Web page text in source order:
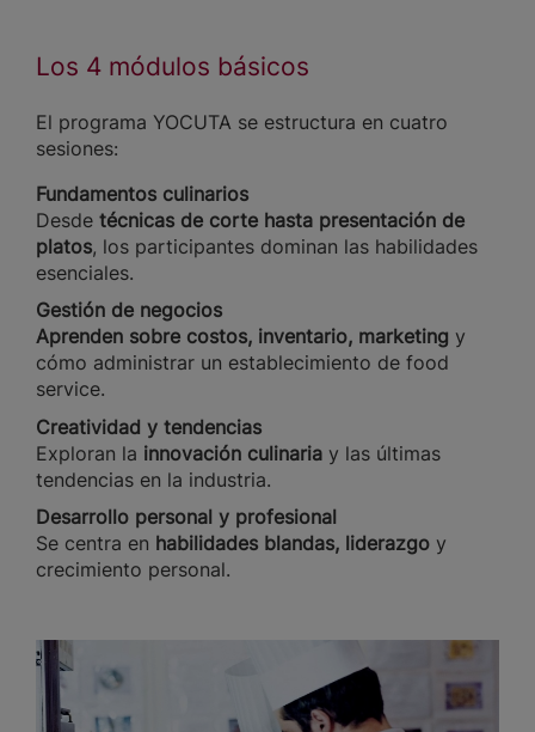
Los 4 módulos básicos
El programa YOCUTA se estructura en cuatro
sesiones:
Fundamentos culinarios
Desde técnicas de corte hasta presentación de
platos, los participantes dominan las habilidades
esenciales.
Gestión de negocios
Aprenden sobre costos, inventario, marketing y
cómo administrar un establecimiento de food
service.
Creatividad y tendencias
Exploran la innovación culinaria y las últimas
tendencias en la industria.
Desarrollo personal y profesional
Se centra en habilidades blandas, liderazgo y
crecimiento personal.